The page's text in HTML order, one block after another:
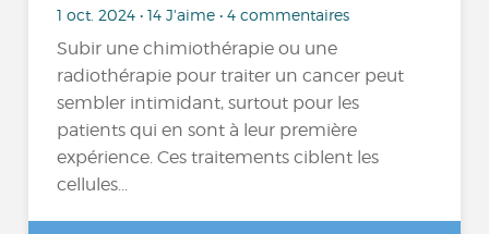
1 oct. 2024 • 14 J'aime • 4 commentaires
Subir une chimiothérapie ou une
radiothérapie pour traiter un cancer peut
sembler intimidant, surtout pour les
patients qui en sont à leur première
expérience. Ces traitements ciblent les
cellules...